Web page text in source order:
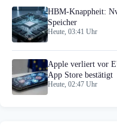
HBM-Knappheit:
Speicher
Heute, 03:41 Uhr
Apple verliert vor
App Store bestätigt
Heute, 02:47 Uhr